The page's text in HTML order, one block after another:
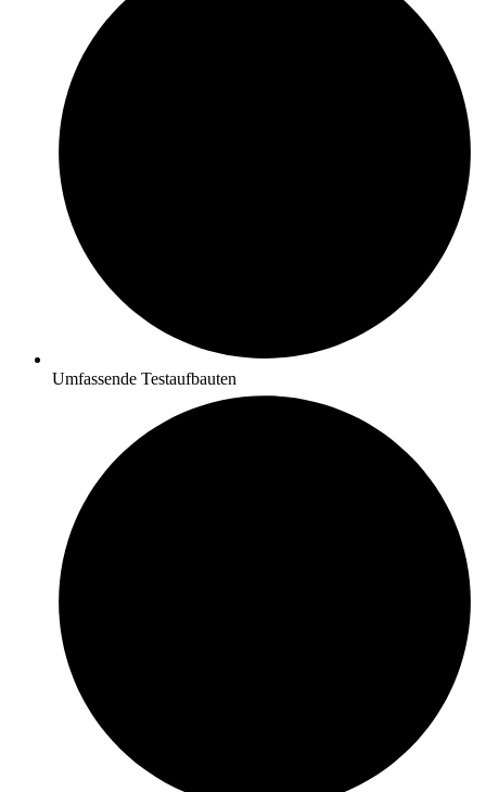
Umfassende Testaufbauten